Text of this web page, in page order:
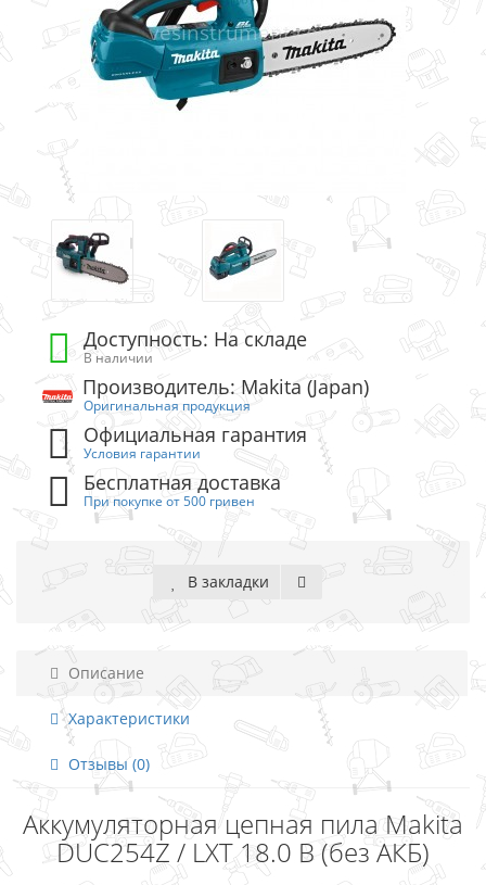
Доступность: На складе
В наличии
Производитель: Makita (Japan)
Оригинальная продукция
Официальная гарантия
Условия гарантии
Бесплатная доставка
При покупке от 500 гривен
В закладки
Описание
Характеристики
Отзывы (0)
Аккумуляторная цепная пила Makita
DUC254Z / LXT 18.0 В (без АКБ)